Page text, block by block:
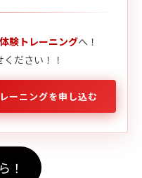
験トレーニングへ！
ださい！！
ーニングを申し込む
！